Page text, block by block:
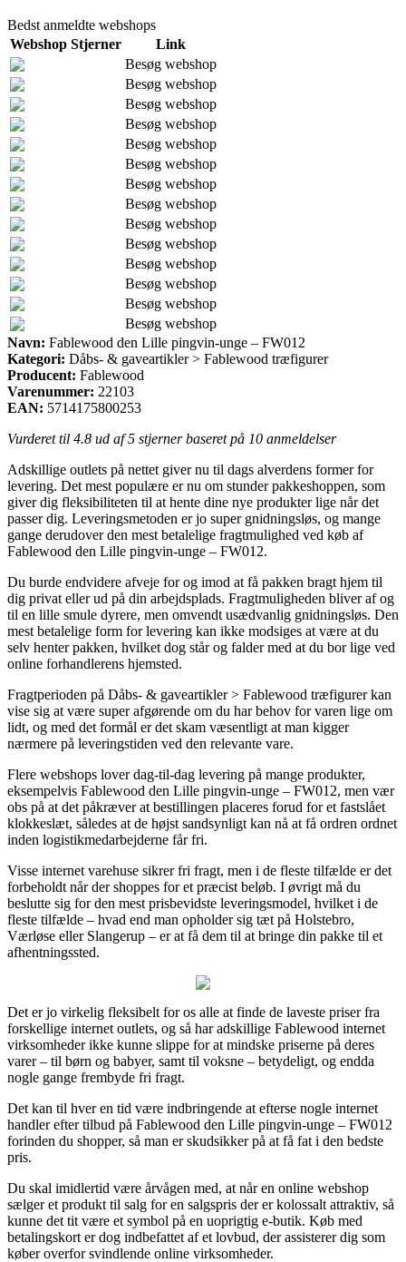
Bedst anmeldte webshops
Webshop Stjerner
Link
Besøg webshop
Besøg webshop
Besøg webshop
Besøg webshop
Besøg webshop
Besøg webshop
Besøg webshop
Besøg webshop
Besøg webshop
Besøg webshop
Besøg webshop
Besøg webshop
Besøg webshop
Besøg webshop
Navn: Fablewood den Lille pingvin-unge – FW012
Kategori: Dåbs- & gaveartikler > Fablewood træfigurer
Producent: Fablewood
Varenummer: 22103
EAN: 5714175800253
Vurderet til 4.8 ud af 5 stjerner baseret på 10 anmeldelser
Adskillige outlets på nettet giver nu til dags alverdens former for
levering. Det mest populære er nu om stunder pakkeshoppen, som
giver dig fleksibiliteten til at hente dine nye produkter lige når det
passer dig. Leveringsmetoden er jo super gnidningsløs, og mange
gange derudover den mest betalelige fragtmulighed ved køb af
Fablewood den Lille pingvin-unge – FW012.
Du burde endvidere afveje for og imod at få pakken bragt hjem til
dig privat eller ud på din arbejdsplads. Fragtmuligheden bliver af og
til en lille smule dyrere, men omvendt usædvanlig gnidningsløs. Den
mest betalelige form for levering kan ikke modsiges at være at du
selv henter pakken, hvilket dog står og falder med at du bor lige ved
online forhandlerens hjemsted.
Fragtperioden på Dåbs- & gaveartikler > Fablewood træfigurer kan
vise sig at være super afgørende om du har behov for varen lige om
lidt, og med det formål er det skam væsentligt at man kigger
nærmere på leveringstiden ved den relevante vare.
Flere webshops lover dag-til-dag levering på mange produkter,
eksempelvis Fablewood den Lille pingvin-unge – FW012, men vær
obs på at det påkræver at bestillingen placeres forud for et fastslået
klokkeslæt, således at de højst sandsynligt kan nå at få ordren ordnet
inden logistikmedarbejderne får fri.
Visse internet varehuse sikrer fri fragt, men i de fleste tilfælde er det
forbeholdt når der shoppes for et præcist beløb. I øvrigt må du
beslutte sig for den mest prisbevidste leveringsmodel, hvilket i de
fleste tilfælde – hvad end man opholder sig tæt på Holstebro,
Værløse eller Slangerup – er at få dem til at bringe din pakke til et
afhentningssted.
Det er jo virkelig fleksibelt for os alle at finde de laveste priser fra
forskellige internet outlets, og så har adskillige Fablewood internet
virksomheder ikke kunne slippe for at mindske priserne på deres
varer – til børn og babyer, samt til voksne – betydeligt, og endda
nogle gange frembyde fri fragt.
Det kan til hver en tid være indbringende at efterse nogle internet
handler efter tilbud på Fablewood den Lille pingvin-unge – FW012
forinden du shopper, så man er skudsikker på at få fat i den bedste
pris.
Du skal imidlertid være årvågen med, at når en online webshop
sælger et produkt til salg for en salgspris der er kolossalt attraktiv, så
kunne det tit være et symbol på en uoprigtig e-butik. Køb med
betalingskort er dog indbefattet af et lovbud, der assisterer dig som
køber overfor svindlende online virksomheder.